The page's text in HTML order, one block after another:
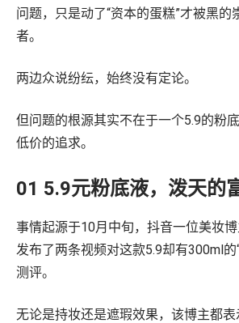
产品页面内容
内容聚合支持
战略咨询
识相结合，帮助您更快地发展。
机会评估与规模估算
盈利能力与产品组合评估
数字商务战略
培训和技能提升
问题，只是动了“资本的蛋糕”才被黑的
者。
两边众说纷纭，始终没有定论。
但问题的根源其实不在于一个5.9的粉
低价的追求。
01 5.9元粉底液，泼天的
事情起源于10月中旬，抖音一位美妆
发布了两条视频对这款5.9却有300ml的
测评。
无论是持妆还是遮瑕效果，该博主都表